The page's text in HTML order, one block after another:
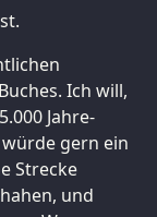
Ich will,
Jahre-
gern ein
Strecke
und